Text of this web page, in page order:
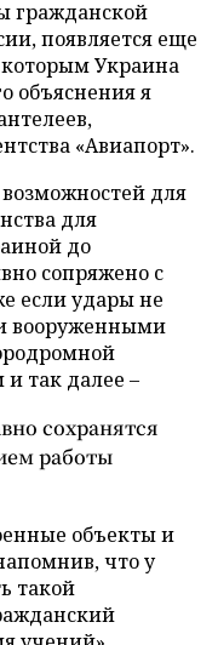
гражданской
появляется еще
Украина
объяснения я
«Авиапорт».
для
для
до
сопряжено с
если удары не
вооруженными
и так далее –
сохранятся
работы
объекты и
что у
такой